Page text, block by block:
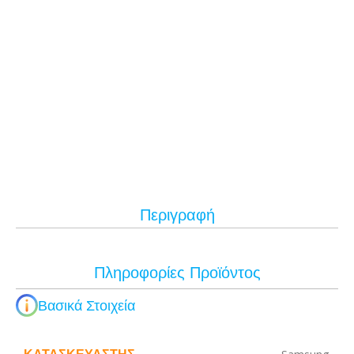
Περιγραφή
Πληροφορίες Προϊόντος
Βασικά Στοιχεία